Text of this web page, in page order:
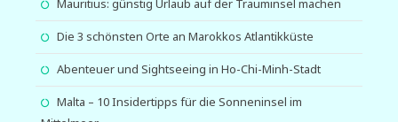
Mauritius: günstig Urlaub auf der Trauminsel machen
Die 3 schönsten Orte an Marokkos Atlantikküste
Abenteuer und Sightseeing in Ho-Chi-Minh-Stadt
Malta – 10 Insidertipps für die Sonneninsel im